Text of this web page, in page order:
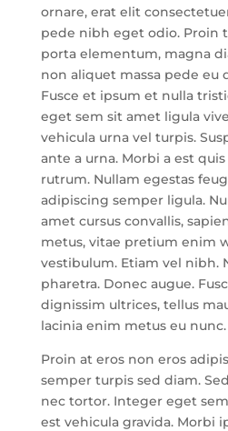
ornare, erat elit
pede nibh eget odio. Proin
porta elementum, magna
non aliquet massa pede eu
Fusce et ipsum et nulla
eget sem sit amet ligula
vehicula urna vel turpis.
ante a urna. Morbi a est
rutrum. Nullam egestas
adipiscing semper ligula.
amet cursus convallis,
metus, vitae pretium enim
vestibulum. Etiam vel nibh.
pharetra. Donec augue.
dignissim ultrices, tellus
lacinia enim metus eu nunc.
Proin at eros non eros
semper turpis sed diam.
nec tortor. Integer eget
est vehicula gravida. Morbi